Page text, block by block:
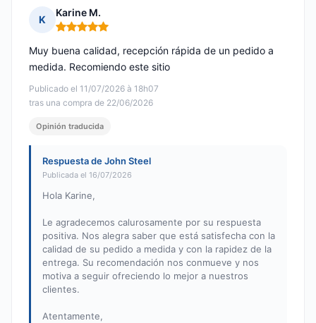
K
Karine M.
Nota: 5 de 5
Publicado el 11/07/2026 à 18h07
tras una compra de 22/06/2026
Muy buena calidad, recepción rápida de un pedido a
medida. Recomiendo este sitio
Opinión traducida
Respuesta de John Steel
Publicada el 16/07/2026
Hola Karine,
Le agradecemos calurosamente por su respuesta
positiva. Nos alegra saber que está satisfecha con la
calidad de su pedido a medida y con la rapidez de la
entrega. Su recomendación nos conmueve y nos
motiva a seguir ofreciendo lo mejor a nuestros
clientes.
Atentamente,